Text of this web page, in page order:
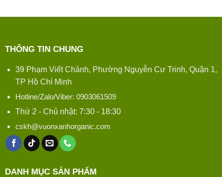
THÔNG TIN CHUNG
39 Phạm Viết Chánh, Phường Nguyễn Cư Trinh, Quận 1,
TP Hồ Chí Minh
Hotline/Zalo/Viber: 0903061509
Thứ 2 - Chủ nhật: 7:30 - 18:30
cskh@vuonxanhorganic.com
DANH MỤC SẢN PHẨM